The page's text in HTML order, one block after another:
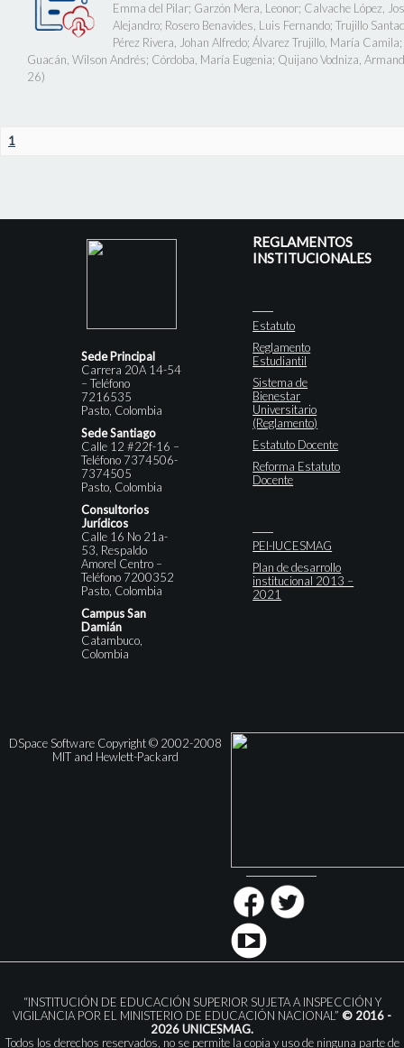
Emma del Pilar; Garzón Mera, Leonor; Calvache López,
Alejandro; Rosero Benavides, Luis Fernando; Trujillo
Pérez Rivera, Johan Alfredo; Álvarez Trujillo, María Camila;
Guacán, Wilson Andrés; Córdoba, María Eugenia; Quijano Vodniza,
26)
1
Sede Principal
Carrera 20A 14-54
– Teléfono
7216535
Pasto, Colombia
Sede Santiago
Calle 12 #22f-16 –
Teléfono 7374506-
7374505
Pasto, Colombia
Consultorios
Jurídicos
Calle 16 No 21a-
53, Respaldo
Amorel Centro –
Teléfono 7200352
Pasto, Colombia
Campus San
Damián
Catambuco,
Colombia
REGLAMENTOS
INSTITUCIONALES
Estatuto
Reglamento
Estudiantil
Sistema de
Bienestar
Universitario
(Reglamento)
Estatuto Docente
Reforma Estatuto
Docente
PEI-IUCESMAG
Plan de desarrollo
institucional 2013 –
2021
DSpace Software Copyright © 2002-2008
MIT and Hewlett-Packard
“INSTITUCIÓN DE EDUCACIÓN SUPERIOR SUJETA A INSPECCIÓN Y
VIGILANCIA POR EL MINISTERIO DE EDUCACIÓN NACIONAL” © 2016 -
2026 UNICESMAG.
Todos los derechos reservados, no se permite la copia y uso de ninguna parte de